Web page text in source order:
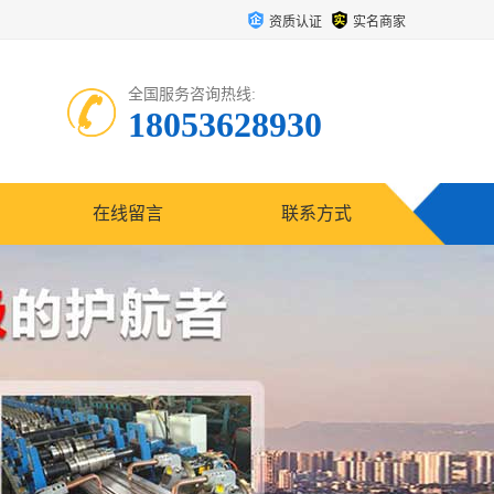
资质认证 实名商家
全国服务咨询热线:
18053628930
在线留言 联系方式